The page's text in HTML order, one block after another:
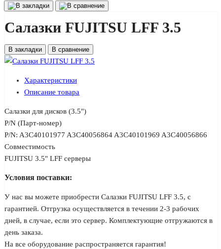
Салазки FUJITSU LFF 3.5
В закладки В сравнение
Характеристики
Описание товара
Салазки для дисков (3.5")
P/N (Парт-номер)
P/N: A3C40101977 A3C40056864 A3C40101969 A3C40056866
Совместимость
FUJITSU 3.5" LFF серверы
Условия поставки:
У нас вы можете приобрести Салазки FUJITSU LFF 3.5, с
гарантией. Отгрузка осуществляется в течении 2-3 рабочих
дней, в случае, если это сервер. Комплектующие отгружаются в
день заказа.
На все оборудование распространяется гарантия!